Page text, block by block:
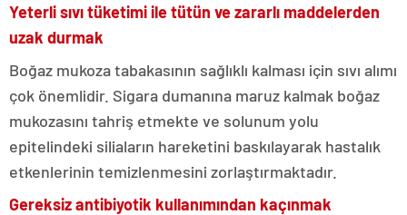
Yeterli sıvı tüketimi ile tütün ve zararlı maddelerden
uzak durmak
Boğaz mukoza tabakasının sağlıklı kalması için sıvı alımı
çok önemlidir. Sigara dumanına maruz kalmak boğaz
mukozasını tahriş etmekte ve solunum yolu
epitelindeki siliaların hareketini baskılayarak hastalık
etkenlerinin temizlenmesini zorlaştırmaktadır.
Gereksiz antibiyotik kullanımından kaçınmak